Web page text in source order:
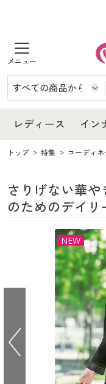
商品を探す
レディース
レディースファッショ
女性下着
インナー・下着
インナー・下着通販す
女性下着
ジュニア・ティーンズ
メンズ
メンズ通販すべて
メンズ下着
家電・雑貨
キッチン・雑貨・日用
寝具・インテリア・
家具・収納
寝具・ベッド
カーテン・ラグ・ファ
美容・健康
美容・健康通販すべて
美容・健康・サプリメ
制服・スクール
制服・スクールすべて
制服・学生服
大きいサイズ
大きいサイズ通販すべ
バーゲン
レディース イン
レディース
レディース通販すべて
レディースファッショ
インナー・下着
インナー・下着通販す
女性下着
ジュニア・ティーンズ
メンズ
メンズ通販すべて
メンズ下着
家電・雑貨
家電
キッチン・雑貨・日用
寝具・インテリア・家
家具・収納
寝具・ベッド
カーテン・ラグ・ファ
美容・健康
美容・健康通販すべて
美容・健康・サプリメ
制服・スクール
制服・スクールすべて
制服・学生服
ジュニア・ティーンズ
大きいサイズ
大きいサイズ通販すべ
大きいサイズ レディー
バーゲンセール
詳細検索
商品カテゴリ一覧
トップ 特集 コーディ
さりげない華
のためのデイリ
NEW